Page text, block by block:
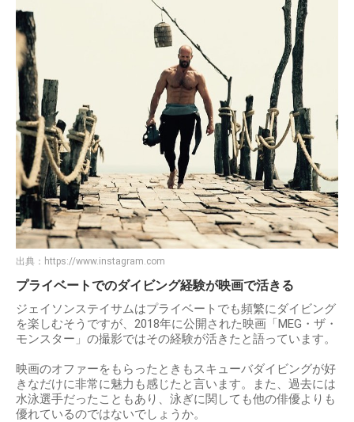
出典： https://www.instagram.com
プライベートでのダイビング経験が映画で活きる
ジェイソンステイサムはプライベートでも頻繁にダイビング
を楽しむそうですが、2018年に公開された映画「MEG・ザ・
モンスター」の撮影ではその経験が活きたと語っています。
映画のオファーをもらったときもスキューバダイビングが好
きなだけに非常に魅力も感じたと言います。また、過去には
水泳選手だったこともあり、泳ぎに関しても他の俳優よりも
優れているのではないでしょうか。